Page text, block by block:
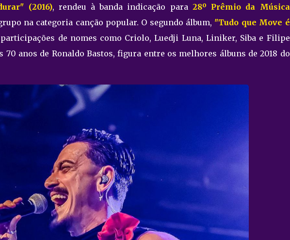
(2016), rendeu à banda indicação para 28º Prêmio da Música
na categoria canção popular. O segundo álbum, "Tudo que Move é
de nomes como Criolo, Luedji Luna, Liniker, Siba e Filipe
70 anos de Ronaldo Bastos, figura entre os melhores álbuns de 2018 do